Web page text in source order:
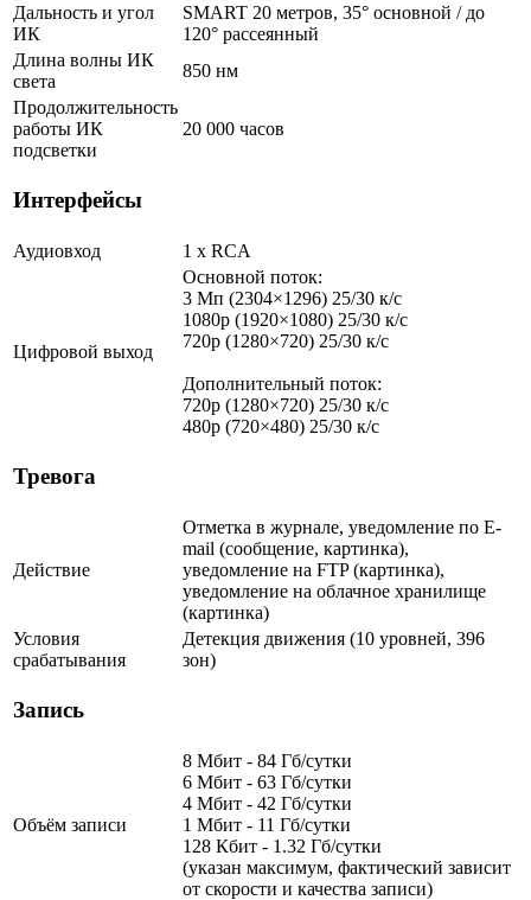
Дальность и угол
ИК
SMART 20 метров, 35° основной / до
120° рассеянный
Длина волны ИК
света
850 нм
Продолжительность
работы ИК
подсветки
20 000 часов
Интерфейсы
Аудиовход 1 х RCA
Цифровой выход
Основной поток:
3 Мп (2304×1296) 25/30 к/с
1080p (1920×1080) 25/30 к/с
720p (1280×720) 25/30 к/с
Дополнительный поток:
720p (1280×720) 25/30 к/с
480p (720×480) 25/30 к/с
Тревога
Действие
Отметка в журнале, уведомление по E-
mail (сообщение, картинка),
уведомление на FTP (картинка),
уведомление на облачное хранилище
(картинка)
Условия
срабатывания
Детекция движения (10 уровней, 396
зон)
Запись
Объём записи
8 Мбит - 84 Гб/сутки
6 Мбит - 63 Гб/сутки
4 Мбит - 42 Гб/сутки
1 Мбит - 11 Гб/сутки
128 Кбит - 1.32 Гб/сутки
(указан максимум, фактический зависит
от скорости и качества записи)